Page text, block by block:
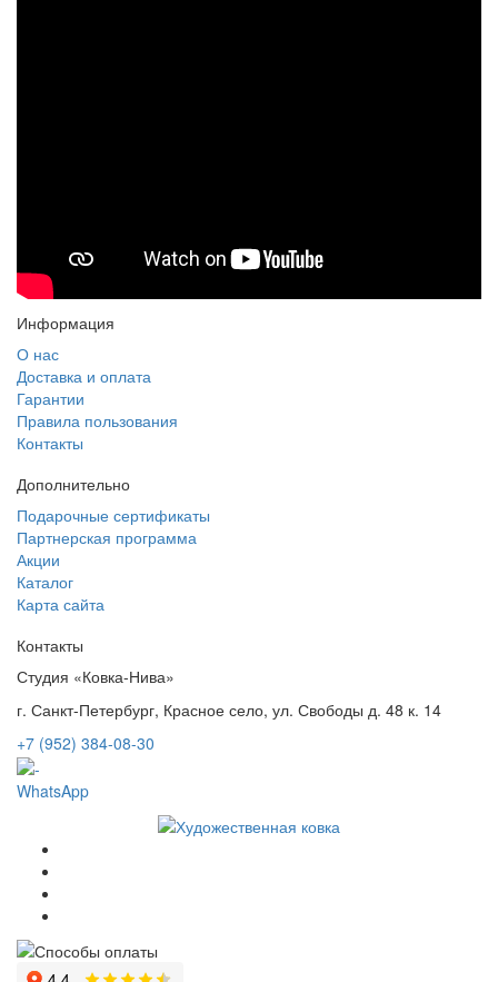
Информация
О нас
Доставка и оплата
Гарантии
Правила пользования
Контакты
Дополнительно
Подарочные сертификаты
Партнерская программа
Акции
Каталог
Карта сайта
Контакты
Студия «Ковка-Нива»
г. Санкт-Петербург, Красное село, ул. Свободы д. 48 к. 14
+7 (952) 384-08-30
WhatsApp